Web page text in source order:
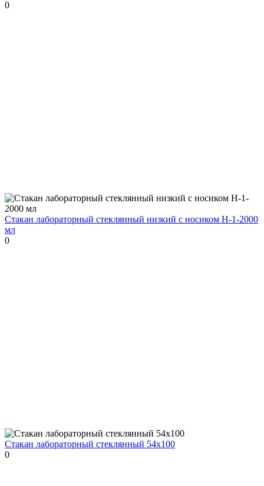
0
Стакан лабораторный стеклянный низкий с носиком Н-1-2000
мл
0
Стакан лабораторный стеклянный 54x100
0